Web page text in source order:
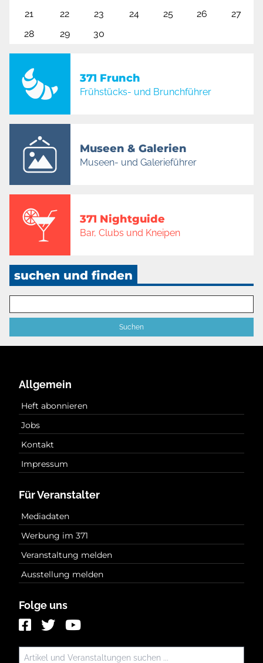
21
22 23 24 25 26
27
28
29 30
371 Frunch
Frühstücks- und Brunchführer
Museen & Galerien
Museen- und Galerieführer
371 Nightguide
Bar, Clubs und Kneipen
suchen und finden
Allgemein
Heft abonnieren
Jobs
Kontakt
Impressum
Für Veranstalter
Mediadaten
Werbung im 371
Veranstaltung melden
Ausstellung melden
Folge uns